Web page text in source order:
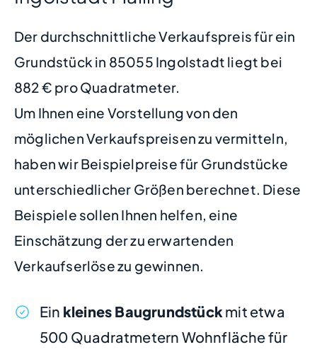
Der durchschnittliche Verkaufspreis für ein
Grundstück in 85055 Ingolstadt liegt bei
882 € pro Quadratmeter.
Um Ihnen eine Vorstellung von den
möglichen Verkaufspreisen zu vermitteln,
haben wir Beispielpreise für Grundstücke
unterschiedlicher Größen berechnet. Diese
Beispiele sollen Ihnen helfen, eine
Einschätzung der zu erwartenden
Verkaufserlöse zu gewinnen.
Ein kleines Baugrundstückmit etwa
500 Quadratmetern Wohnfläche für